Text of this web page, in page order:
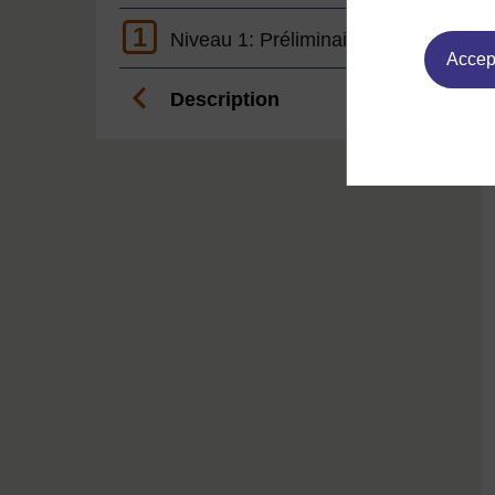
1 Niveau 1: Préliminaire
Description